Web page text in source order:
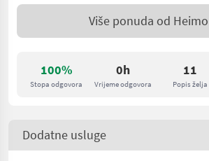
100%
Stopa odgovora
0h
Vrijeme odgovora
11
Popis želja
Više ponuda od Heimo
Dodatne usluge